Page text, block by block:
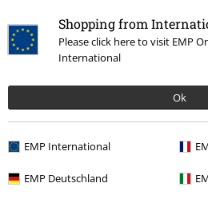
Shopping from
Please click here to visit EMP
International
Ok
EMP International
EMP Deutschland
Plus de catégories. Plus d'options.
Thèmes Rockwear Bijoux Pendentifs
Thèmes Rockwear Rockwear Femme
Thèmes Idées cadeaux